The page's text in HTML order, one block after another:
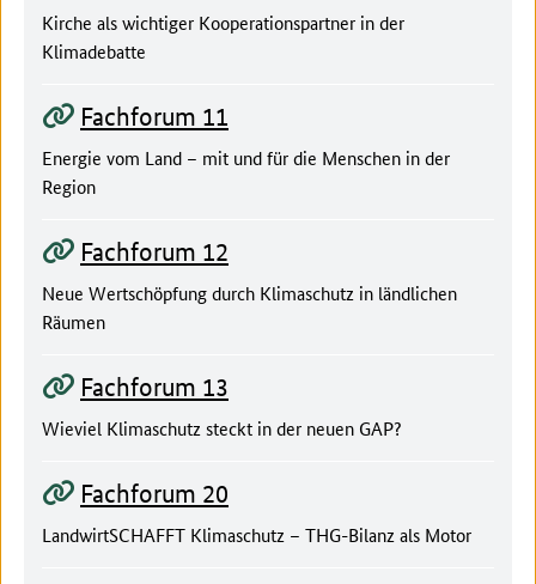
Kirche als wichtiger Kooperationspartner in der
Klimadebatte
Fachforum 11
Energie vom Land – mit und für die Menschen in der
Region
Fachforum 12
Neue Wertschöpfung durch Klimaschutz in ländlichen
Räumen
Fachforum 13
Wieviel Klimaschutz steckt in der neuen GAP?
Fachforum 20
LandwirtSCHAFFT Klimaschutz – THG-Bilanz als Motor